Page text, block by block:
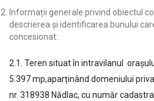
Informații generale privind obiectul
descrierea și identificarea bunului
concesionat:
2.1. Teren situat în intravilanul
5.397 mp,aparținând domeniului
nr. 318938 Nădlac, cu număr